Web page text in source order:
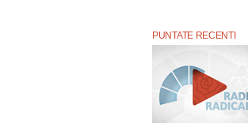
PUNTATE RECENTI